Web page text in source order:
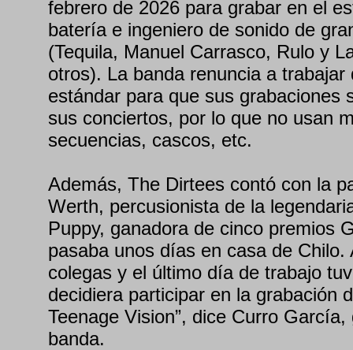
febrero de 2026 para grabar en el
batería e ingeniero de sonido de
(Tequila, Manuel Carrasco, Rulo y
otros). La banda renuncia a trabajar
estándar para que sus grabaciones
sus conciertos, por lo que no usan
secuencias, cascos, etc.
Además, The Dirtees contó con la
Werth, percusionista de la
Puppy, ganadora de cinco premios
pasaba unos días en casa de Chilo.
colegas y el último día de trabajo
decidiera participar en la grabación
Teenage Vision”, dice Curro
banda.